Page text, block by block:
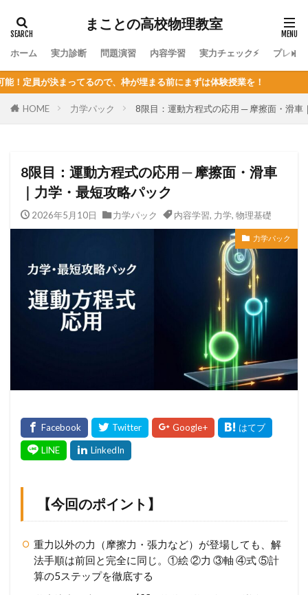
まことの高校物理教室
ホーム 実力診断 問題演習 内容学習 実力チェック⚡ プレミ
ので、枠が埋まる前にまずは体験授業を！
HOME 力学パック 8限目：運動方程式の応用 ─ 摩擦面・滑車
8限目：運動方程式の応用 ─ 摩擦面・滑車
｜力学・最短攻略パック
2026年5月10日 力学パック 内容学習, 力学, 物理基礎
力学パック
【今回のポイント】
重力以外の力（摩擦力・張力など）が登場しても、解
法手順は前回と完全に同じ。①絵 ②力 ③軸 ④式 ⑤計
算の5ステップを徹底する